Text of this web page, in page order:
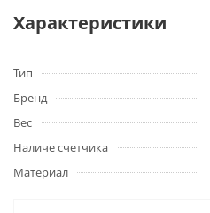
Характеристики
Тип
Бренд
Вес
Наличе счетчика
Материал